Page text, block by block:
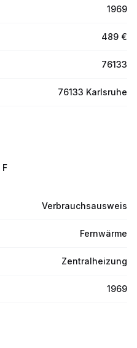
1969
489 €
76133
76133 Karlsruhe
F
Verbrauchsausweis
Fernwärme
Zentralheizung
1969